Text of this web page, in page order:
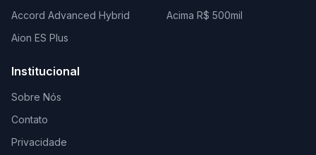
Accord Advanced Hybrid
Aion ES Plus
Acima R$ 500mil
Institucional
Sobre Nós
Contato
Privacidade